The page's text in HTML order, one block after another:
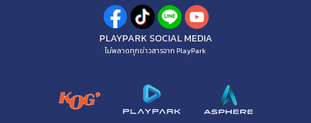
PLAYPARK SOCIAL MEDIA
ไม่พลาดทุกข่าวสารจาก PlayPark